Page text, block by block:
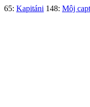
65: Kapitáni 148: Môj